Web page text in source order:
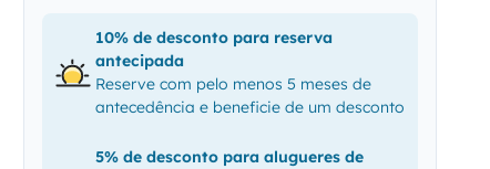
10% de desconto para reserva
antecipada
Reserve com pelo menos 5 meses de
antecedência e beneficie de um desconto
5% de desconto para alugueres de